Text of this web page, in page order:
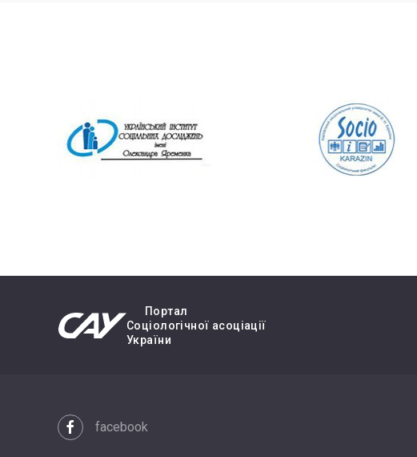
Портал
Cоціологічної асоціації
України
facebook